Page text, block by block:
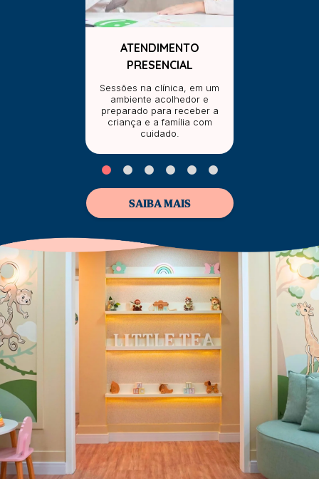
ATENDIMENTO
PRESENCIAL
Sessões na clínica, em um
ambiente acolhedor e
preparado para receber a
criança e a família com
cuidado.
SAIBA MAIS